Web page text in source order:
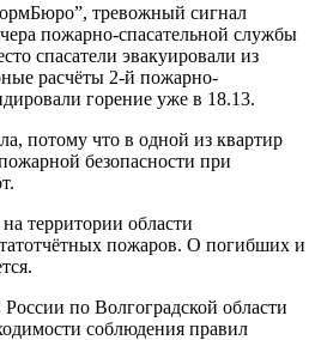
тревожный сигнал
пожарно-спасательной службы
спасатели эвакуировали из
расчёты 2-й пожарно-
горение уже в 18.13.
потому что в одной из квартир
безопасности при
территории области
пожаров. О погибших и
по Волгоградской области
соблюдения правил